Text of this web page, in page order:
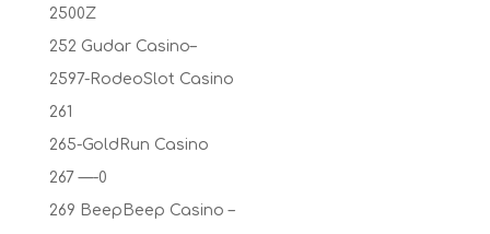
2500Z
252 Gudar Casino–
2597-RodeoSlot Casino
261
265-GoldRun Casino
267 —-0
269 BeepBeep Casino –